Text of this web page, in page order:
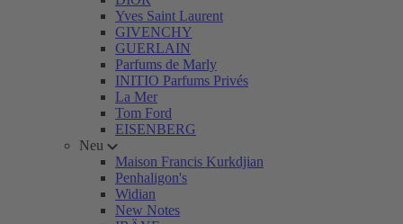
Yves Saint Laurent
GIVENCHY
GUERLAIN
Parfums de Marly
INITIO Parfums Privés
La Mer
Tom Ford
EISENBERG
Neu
Maison Francis Kurkdjian
Penhaligon's
Widian
New Notes